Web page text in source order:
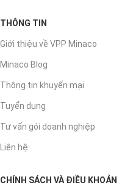
THÔNG TIN
Giới thiệu về VPP Minaco
Minaco Blog
Thông tin khuyến mại
Tuyển dụng
Tư vấn gói doanh nghiệp
Liên hệ
CHÍNH SÁCH VÀ ĐIỀU KHOẢN